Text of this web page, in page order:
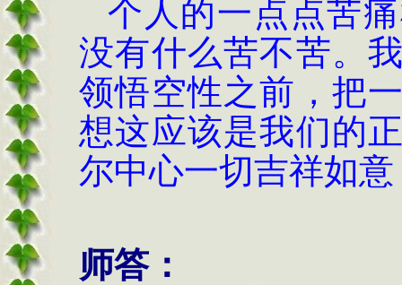
个人的一点点苦
没有什么苦不苦。
领悟空性之前，把
想这应该是我们的
尔中心一切吉祥如
师答：